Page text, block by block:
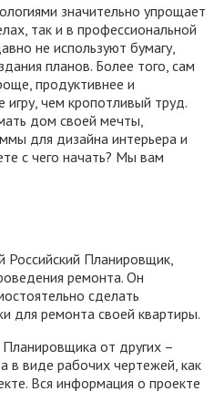
значительно упрощает
так и в профессиональной
не используют бумагу,
планов. Более того, сам
продуктивнее и
игру, чем кропотливый труд.
дом своей мечты,
для дизайна интерьера и
с чего начать? Мы вам
Российский Планировщик,
ремонта. Он
сделать
для ремонта своей квартиры.
от других –
в виде рабочих чертежей, как
Вся информация о проекте